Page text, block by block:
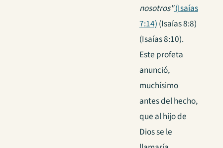
nosotros"(Isaías
7:14)(Isaías 8:8)
(Isaías 8:10).
Este profeta
anunció,
muchísimo
antes del hecho,
que al hijo de
Dios se le